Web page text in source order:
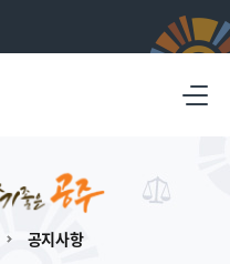
공지사항